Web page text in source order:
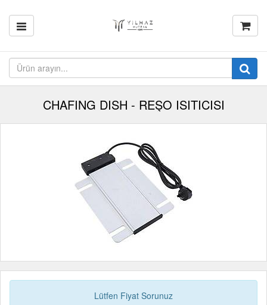
CHAFING DISH - REŞO ISITICISI
Lütfen Fiyat Sorunuz